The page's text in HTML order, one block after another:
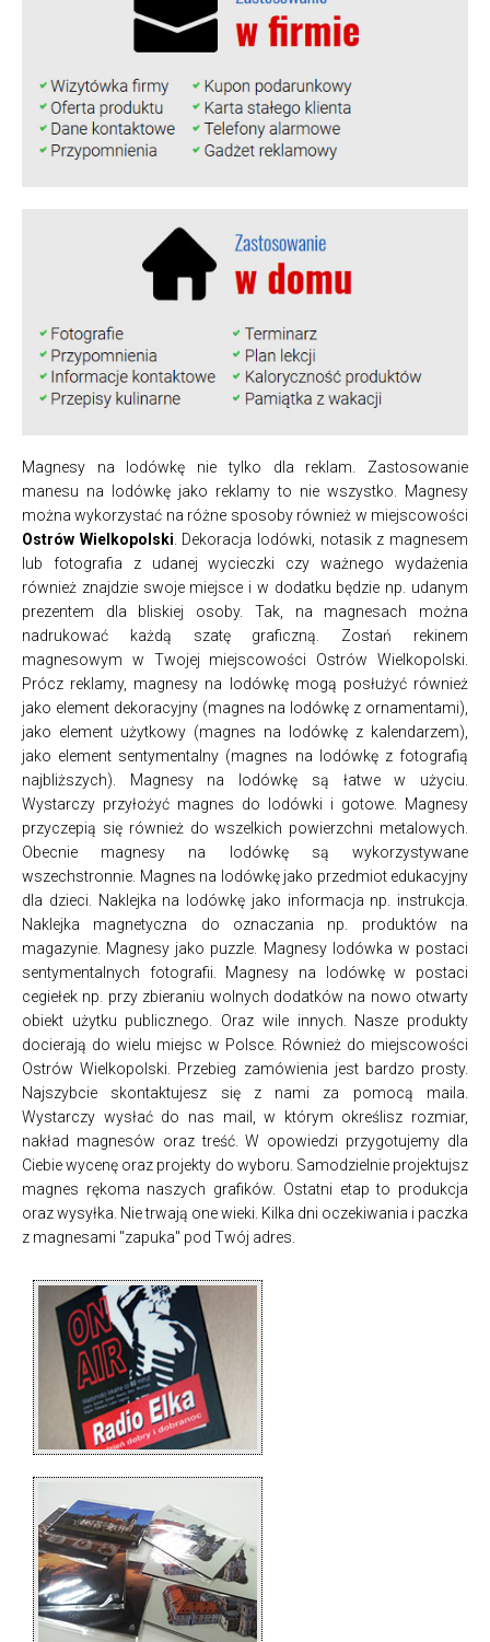
Magnesy na lodówkę nie tylko dla reklam. Zastosowanie
manesu na lodówkę jako reklamy to nie wszystko. Magnesy
można wykorzystać na różne sposoby również w miejscowości
Ostrów Wielkopolski . Dekoracja lodówki, notasik z magnesem
lub fotografia z udanej wycieczki czy ważnego wydażenia
również znajdzie swoje miejsce i w dodatku będzie np. udanym
prezentem dla bliskiej osoby. Tak, na magnesach można
nadrukować każdą szatę graficzną. Zostań rekinem
magnesowym w Twojej miejscowości Ostrów Wielkopolski.
Prócz reklamy, magnesy na lodówkę mogą posłużyć również
jako element dekoracyjny (magnes na lodówkę z ornamentami),
jako element użytkowy (magnes na lodówkę z kalendarzem),
jako element sentymentalny (magnes na lodówkę z fotografią
najbliższych). Magnesy na lodówkę są łatwe w użyciu.
Wystarczy przyłożyć magnes do lodówki i gotowe. Magnesy
przyczepią się również do wszelkich powierzchni metalowych.
Obecnie magnesy na lodówkę są wykorzystywane
wszechstronnie. Magnes na lodówkę jako przedmiot edukacyjny
dla dzieci. Naklejka na lodówkę jako informacja np. instrukcja.
Naklejka magnetyczna do oznaczania np. produktów na
magazynie. Magnesy jako puzzle. Magnesy lodówka w postaci
sentymentalnych fotografii. Magnesy na lodówkę w postaci
cegiełek np. przy zbieraniu wolnych dodatków na nowo otwarty
obiekt użytku publicznego. Oraz wile innych. Nasze produkty
docierają do wielu miejsc w Polsce. Również do miejscowości
Ostrów Wielkopolski. Przebieg zamówienia jest bardzo prosty.
Najszybcie skontaktujesz się z nami za pomocą maila.
Wystarczy wysłać do nas mail, w którym określisz rozmiar,
nakład magnesów oraz treść. W opowiedzi przygotujemy dla
Ciebie wycenę oraz projekty do wyboru. Samodzielnie projektujsz
magnes rękoma naszych grafików. Ostatni etap to produkcja
oraz wysyłka. Nie trwają one wieki. Kilka dni oczekiwania i paczka
z magnesami "zapuka" pod Twój adres.